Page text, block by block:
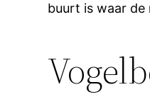
buurt is waar de